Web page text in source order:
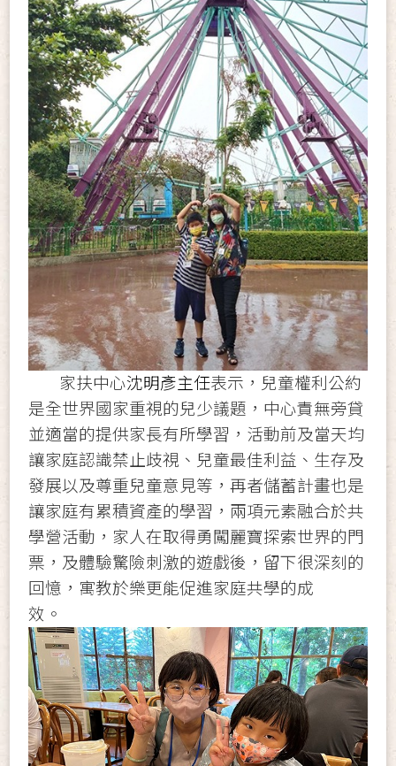
家扶中心沈明彥主任表示，兒童權利公約
是全世界國家重視的兒少議題，中心責無旁貸
並適當的提供家長有所學習，活動前及當天均
讓家庭認識禁止歧視、兒童最佳利益、生存及
發展以及尊重兒童意見等，再者儲蓄計畫也是
讓家庭有累積資產的學習，兩項元素融合於共
學營活動，家人在取得勇闖麗寶探索世界的門
票，及體驗驚險刺激的遊戲後，留下很深刻的
回憶，寓教於樂更能促進家庭共學的成
效。